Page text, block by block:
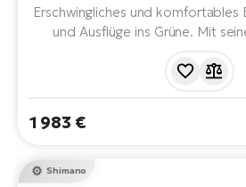
Erschwingliches und komfortables
und Ausflüge ins Grüne. Mit
Akku und der bequemen
1 983 €
Shimano